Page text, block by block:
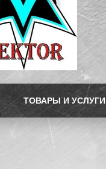
ТОВАРЫ И УСЛУГИ